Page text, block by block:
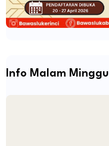
Info Malam Minggu